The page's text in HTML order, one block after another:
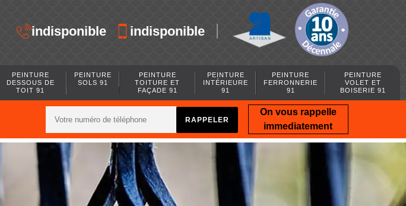
indisponible indisponible
PEINTURE
DESSOUS DE
TOIT 91
PEINTURE
SOLS 91
PEINTURE
TOITURE ET
FAÇADE 91
PEINTURE
INTÉRIEURE
91
PEINTURE
FERRONNERIE
91
PEINTURE
VOLET ET
BOISERIE 91
On vous rappelle
immediatement